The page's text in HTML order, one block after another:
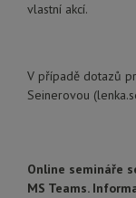
vlastní akcí.
V případě dotazů
Seinerovou
Online semináře
MS Teams.